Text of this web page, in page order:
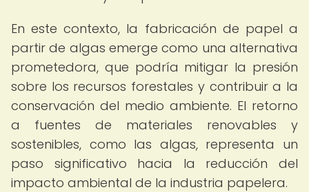
En este contexto, la fabricación de papel a
partir de algas emerge como una alternativa
prometedora, que podría mitigar la presión
sobre los recursos forestales y contribuir a la
conservación del medio ambiente. El retorno
a fuentes de materiales renovables y
sostenibles, como las algas, representa un
paso significativo hacia la reducción del
impacto ambiental de la industria papelera.